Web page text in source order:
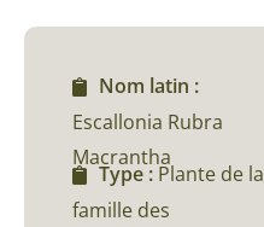
Nom latin :
Escallonia Rubra
Macrantha
Type : Plante de la
famille des